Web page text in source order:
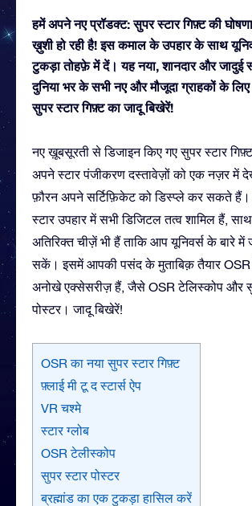
हमें अपने नए प्रॉडक्ट: सुपर स्टार गिफ़्ट की
ख़ुशी हो रही है! इस कमाल के उपहार के साथ
टुकड़ा तोहफ़े में दें। यह नया, शानदार और जादुई
दुनिया भर के सभी नए और मौजूदा ग्राहकों के
सुपर स्टार गिफ़्ट का जादू बिखेरें!
नए ख़ूबसूरती से डिजाइन किए गए सुपर स्टार
अपने स्टार पंजीकरण दस्तावेज़ों को एक नज़र
फ़ौरन अपने सर्टिफ़िकेट को डिस्प्ले कर सकते हैं।
स्टार उपहार में सभी डिजिटल तत्व शामिल हैं,
अतिरिक्त चीज़ें भी हैं ताकि आप यूनिवर्स के बारे में
सकें। इसमें आपकी पसंद के मुताबिक़ तैयार
अनोखे एक्सेसरीज़ हैं, जैसे OSR टेलिस्कोप और
पोस्टर। जादू बिखेरें!
OSR का नया सुपर स्टार गिफ़्ट
फ़्लाई मी टू द स्टार्स ऐप
VR चश्मे
स्टार ग्लोब
OSR टेलीस्कोप
सुपर स्टार पोस्टर
ब्रह्मांड का एक टुकड़ा हासिल करें